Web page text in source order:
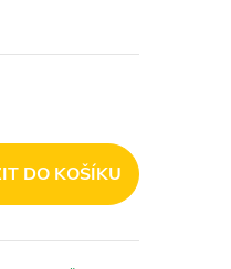
DO KOŠÍKU